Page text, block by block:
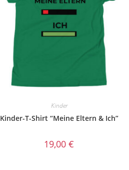
Kinder
Kinder-T-Shirt “Meine Eltern & Ich”
19,00€